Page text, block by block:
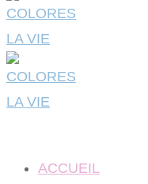
ACCUEIL